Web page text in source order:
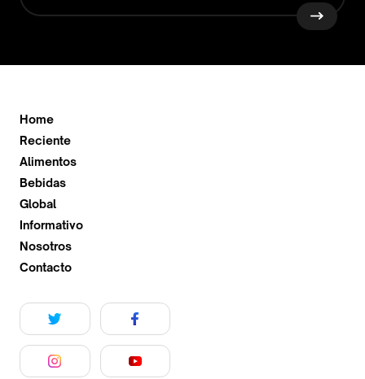
Home
Reciente
Alimentos
Bebidas
Global
Informativo
Nosotros
Contacto